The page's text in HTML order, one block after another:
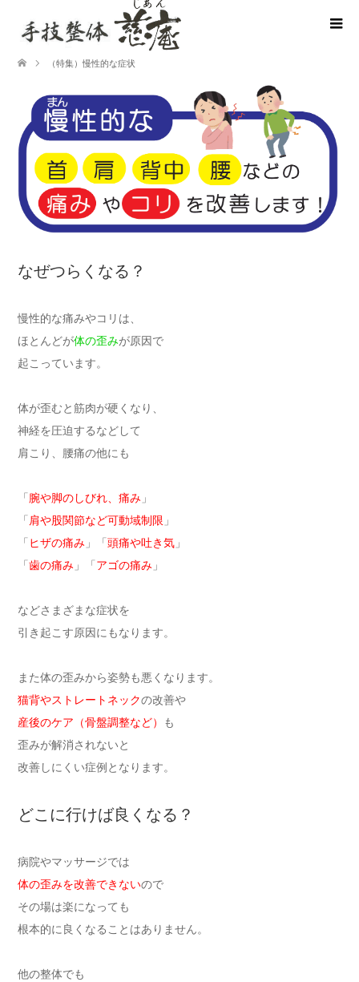
（特集）慢性的な症状
なぜつらくなる？
慢性的な痛みやコリは、
ほとんどが体の歪みが原因で
起こっています。
体が歪むと筋肉が硬くなり、
神経を圧迫するなどして
肩こり、腰痛の他にも
「 腕や脚のしびれ、痛み 」
「 肩や股関節など可動域制限 」
「 ヒザの痛み 」 「 頭痛や吐き気 」
「 歯の痛み 」「 アゴの痛み 」
などさまざまな症状を
引き起こす原因にもなります。
また体の歪みから姿勢も悪くなります。
猫背やストレートネックの改善や
産後のケア（骨盤調整など）
も
歪みが解消されないと
改善しにくい症例となります。
どこに行けば良くなる？
病院やマッサージでは
体の歪みを改善できないので
その場は楽になっても
根本的に良くなることはありません。
他の整体でも